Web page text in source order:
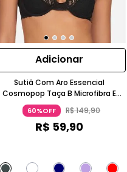
Adicionar
Sutiã Com Aro Essencial
Cosmopop Taça B Microfibra E
Renda Azul Escuro
60%OFF R$149,90
R$ 59,90